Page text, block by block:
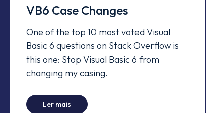
VB6 Case Changes
One of the top 10 most voted Visual
Basic 6 questions on Stack Overflow is
this one: Stop Visual Basic 6 from
changing my casing.
Ler mais VB6 Case Changes